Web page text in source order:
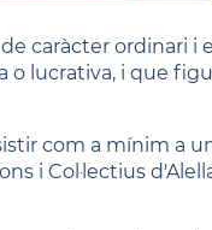
caràcter ordinari
i que
com a mínim a
i Col·lectius